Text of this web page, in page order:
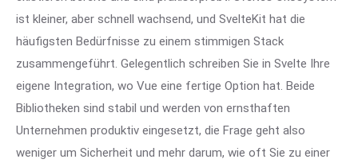
ist kleiner, aber schnell wachsend, und SvelteKit hat die
häufigsten Bedürfnisse zu einem stimmigen Stack
zusammengeführt. Gelegentlich schreiben Sie in Svelte Ihre
eigene Integration, wo Vue eine fertige Option hat. Beide
Bibliotheken sind stabil und werden von ernsthaften
Unternehmen produktiv eingesetzt, die Frage geht also
weniger um Sicherheit und mehr darum, wie oft Sie zu einer